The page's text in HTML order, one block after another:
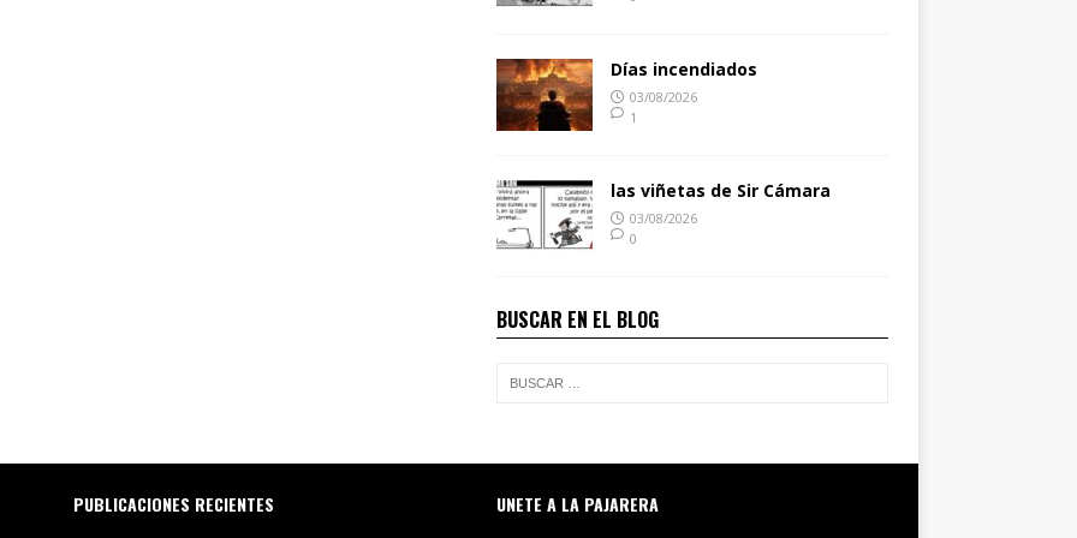
Días incendiados
03/08/2026
1
las viñetas de Sir Cámara
03/08/2026
0
BUSCAR EN EL BLOG
PUBLICACIONES RECIENTES UNETE A LA PAJARERA